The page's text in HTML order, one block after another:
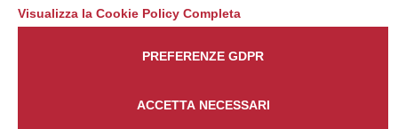
Visualizza la Cookie Policy Completa
ACCETTA NECESSARI
PREFERENZE GDPR